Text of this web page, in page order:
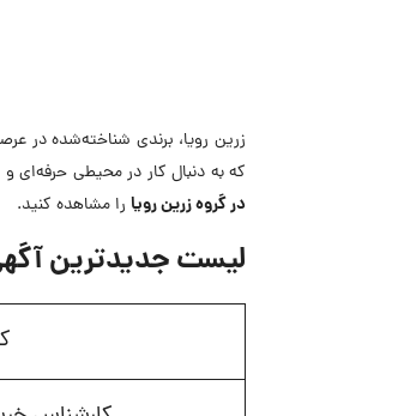
زرین رویا، برندی شناخته‌شده در
که به دنبال کار در محیطی حرفه‌ای
در گروه زرین رویا را مشاهده کنید.
لیست جدیدترین